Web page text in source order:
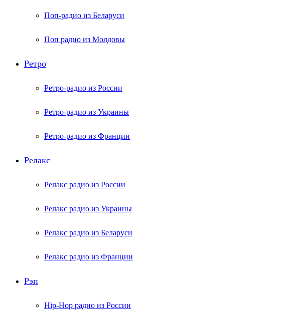
Поп-радио из Беларуси
Поп радио из Молдовы
Ретро
Ретро-радио из России
Ретро-радио из Украины
Ретро-радио из Франции
Релакс
Релакс радио из России
Релакс радио из Украины
Релакс радио из Беларуси
Релакс радио из Франции
Рэп
Hip-Hop радио из России